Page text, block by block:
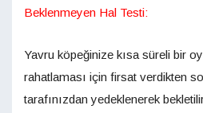
Beklenmeyen Hal Testi:
Yavru köpeğinize kısa süreli bir
rahatlaması için firsat verdikten
tarafınızdan yedeklenerek